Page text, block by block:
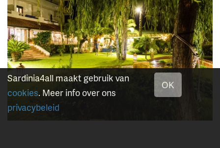
Sardinia4all maakt gebruik van
cookies. Meer info over ons
privacybeleid
OK